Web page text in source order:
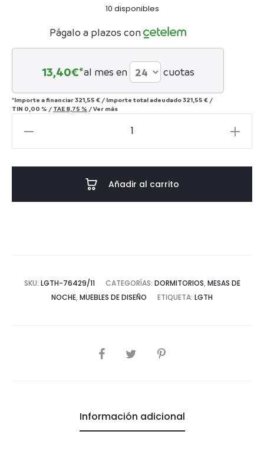
10 disponibles
Págalo a plazos con
13,40€*al mes en cuotas
*Importe a financiar321,55 € / Importe total adeudado321,55 € /
TIN 0,00 % / TAE 8,75 % /Ver más
Añadir al carrito
SKU: LGTH-76429/11 CATEGORÍAS: DORMITORIOS, MESAS DE
NOCHE, MUEBLES DE DISEÑO ETIQUETA: LGTH
COMPARTIR
Información adicional